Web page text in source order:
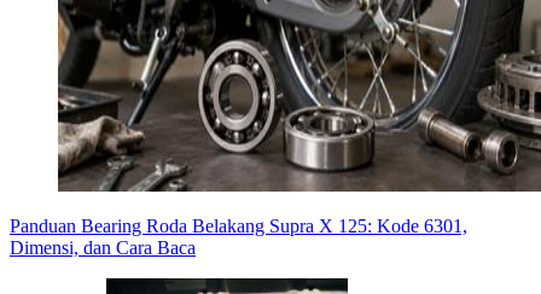
Panduan Bearing Roda Belakang Supra X 125: Kode 6301,
Dimensi, dan Cara Baca